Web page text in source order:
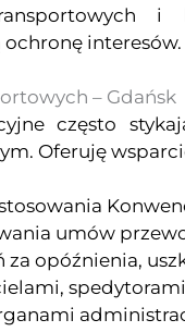
i
interesów.
– Gdańsk
często
Oferuję
umów
za opóźnienia,